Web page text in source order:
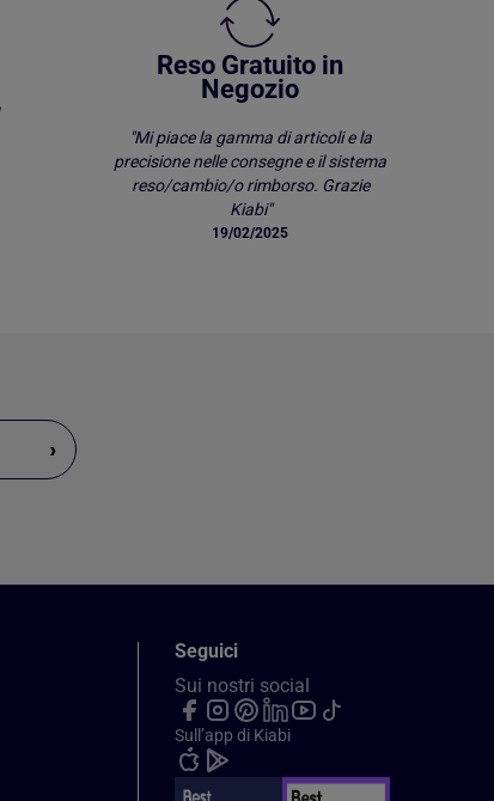
Reso Gratuito in
Negozio
"Mi piace la gamma di articoli e la
precisione nelle consegne e il sistema
reso/cambio/o rimborso. Grazie
Kiabi"
19/02/2025
›
Seguici
Sui nostri social
Sull’app di Kiabi